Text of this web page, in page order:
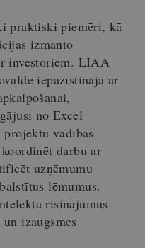
praktiski piemēri, kā
izmanto
investoriem. LIAA
iepazīstināja ar
no Excel
vadības
darbu ar
uzņēmumu
lēmumus.
risinājumus
izaugsmes